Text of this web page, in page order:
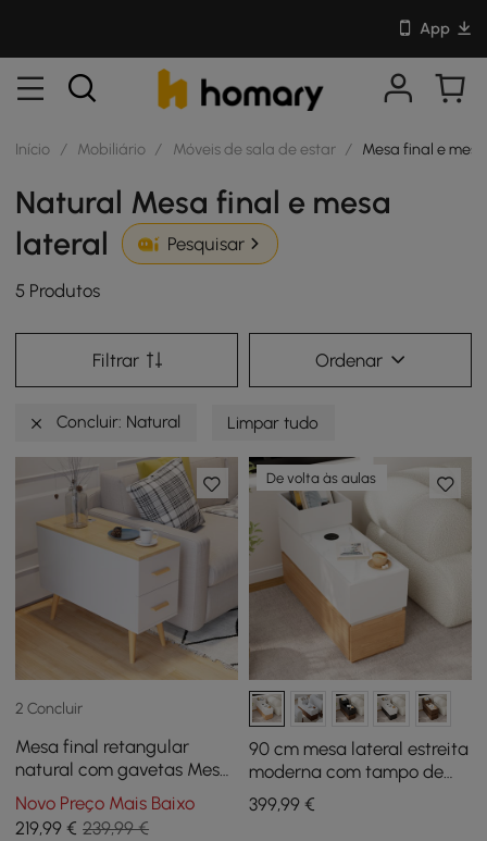
App
Início / Mobiliário / Móveis de sala de estar / Mesa final e
Natural Mesa final e mesa
lateral
Pesquisar
5 Produtos
Filtrar Ordenar
Concluir: Natural Limpar tudo
2 Concluir
Mesa final retangular
natural com gavetas Mesa
de sofá moderna para sala
de estar
Novo Preço Mais Baixo
219,99 € 239,99 €
De volta às aulas
90 cm mesa lateral estreita
moderna com tampo de
pedra sinterizada, USB e
armazenamento, branco e
399,99€